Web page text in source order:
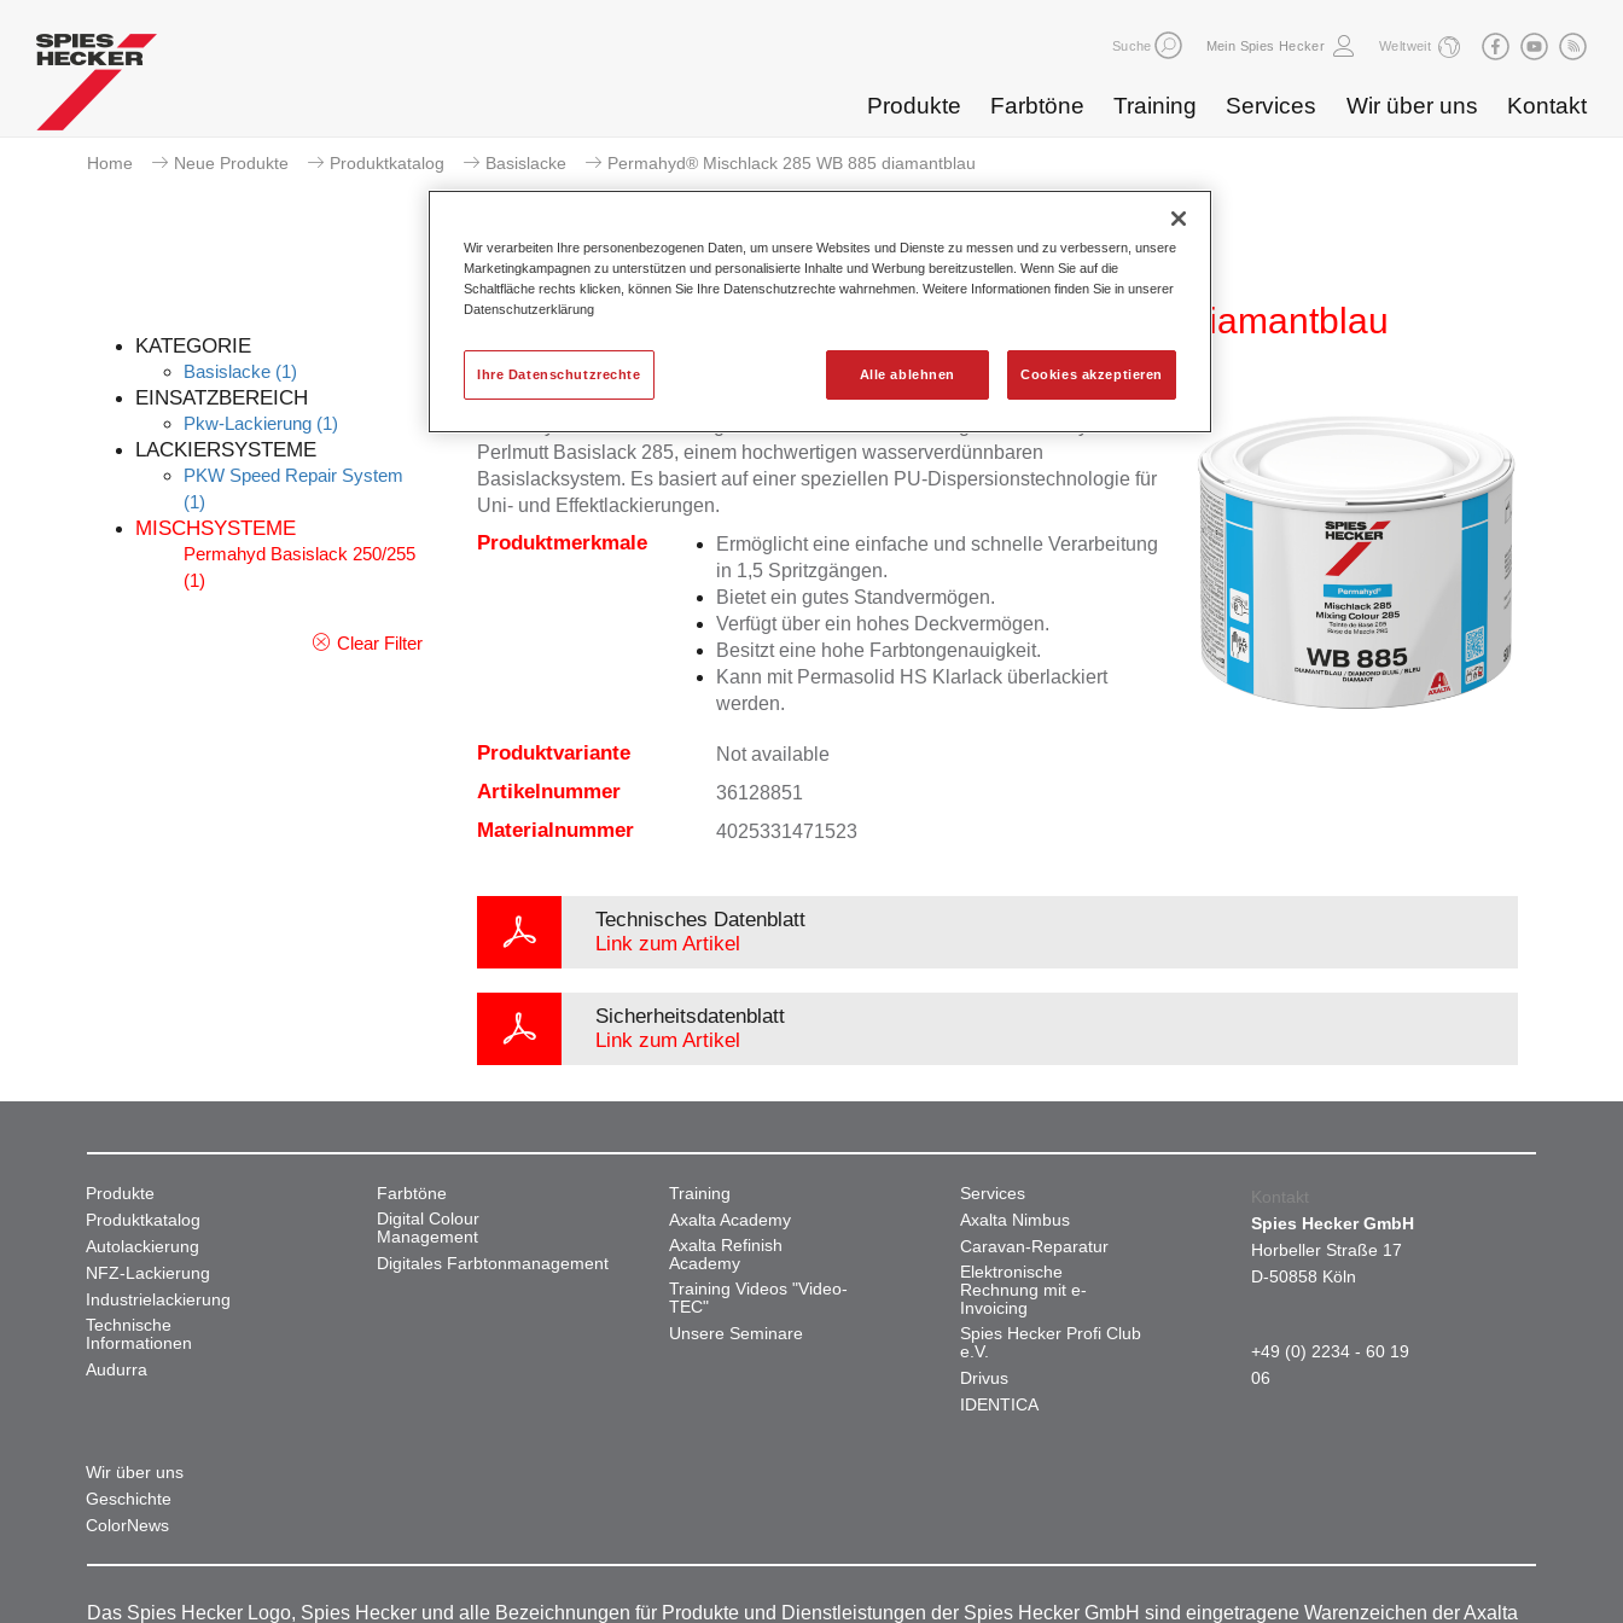
Suche Mein Spies Hecker Weltweit
Produkte Farbtöne Training Services Wir über uns Kontakt
Home Neue Produkte Produktkatalog Basislacke Permahyd® Mischlack 285 WB 885 diamantblau
KATEGORIE
Basislacke (1)
EINSATZBEREICH
Pkw-Lackierung (1)
LACKIERSYSTEME
PKW Speed Repair System
(1)
MISCHSYSTEME
Permahyd Basislack 250/255
(1)
Clear Filter
Permahyd® Mischlack 285 WB 885 diamantblau
Perlmutt Basislack 285, einem hochwertigen wasserverdünnbaren
Basislacksystem. Es basiert auf einer speziellen PU-Dispersionstechnologie für
Uni- und Effektlackierungen.
Produktmerkmale
Ermöglicht eine einfache und schnelle Verarbeitung
in 1,5 Spritzgängen.
Bietet ein gutes Standvermögen.
Verfügt über ein hohes Deckvermögen.
Besitzt eine hohe Farbtongenauigkeit.
Kann mit Permasolid HS Klarlack überlackiert
werden.
Produktvariante Not available
Artikelnummer 36128851
Materialnummer 4025331471523
Technisches Datenblatt
Link zum Artikel
Sicherheitsdatenblatt
Link zum Artikel
Produkte
Produktkatalog
Autolackierung
NFZ-Lackierung
Industrielackierung
Technische
Informationen
Audurra
Farbtöne
Digital Colour
Management
Digitales Farbtonmanagement
Training
Axalta Academy
Axalta Refinish
Academy
Training Videos "Video-
TEC"
Unsere Seminare
Services
Axalta Nimbus
Caravan-Reparatur
Elektronische
Rechnung mit e-
Invoicing
Spies Hecker Profi Club
e.V.
Drivus
IDENTICA
Wir über uns
Geschichte
ColorNews
Kontakt
Spies Hecker GmbH
Horbeller Straße 17
D-50858 Köln
+49 (0) 2234 - 60 19
06
Das Spies Hecker Logo, Spies Hecker und alle Bezeichnungen für Produkte und Dienstleistungen der Spies Hecker GmbH sind eingetragene Warenzeichen der Axalta
Wir verarbeiten Ihre personenbezogenen Daten, um unsere Websites und Dienste zu messen und zu verbessern, unsere
Marketingkampagnen zu unterstützen und personalisierte Inhalte und Werbung bereitzustellen. Wenn Sie auf die
Schaltfläche rechts klicken, können Sie Ihre Datenschutzrechte wahrnehmen. Weitere Informationen finden Sie in unserer
Datenschutzerklärung
Alle ablehnen Cookies akzeptieren
Ihre Datenschutzrechte